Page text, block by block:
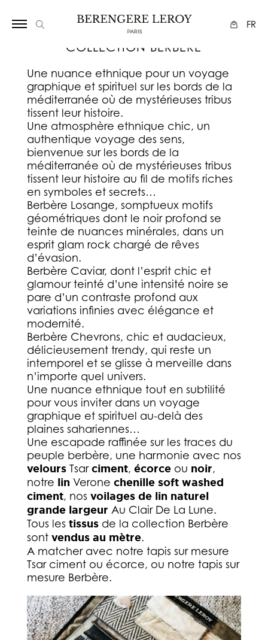
FR
COLLECTION BERBERE
Une nuance ethnique pour un voyage
graphique et spirituel sur les bords de la
méditerranée où de mystérieuses tribus
tissent leur histoire.
Une atmosphère ethnique chic, un
authentique voyage des sens,
bienvenue sur les bords de la
méditerranée où de mystérieuses tribus
tissent leur histoire au fil de motifs riches
en symboles et secrets…
Berbère Losange, somptueux motifs
géométriques dont le noir profond se
teinte de nuances minérales, dans un
esprit glam rock chargé de rêves
d’évasion.
Berbère Caviar, dont l’esprit chic et
glamour teinté d’une intensité noire se
pare d’un contraste profond aux
variations infinies avec élégance et
modernité.
Berbère Chevrons, chic et audacieux,
délicieusement trendy, qui reste un
intemporel et se glisse à merveille dans
n’importe quel univers.
Une nuance ethnique tout en subtilité
pour vous inviter dans un voyage
graphique et spirituel au-delà des
plaines sahariennes…
Une escapade raffinée sur les traces du
peuple berbère, une harmonie avec nos
veloursTsarciment, écorceou noir,
notre lin Verone chenille soft washed
ciment, nos voilages de lin naturel
grande largeur Au Clair De La Lune.
Tous les tissusde la collection Berbère
sont vendus au mètre.
A matcher avec notre tapis sur mesure
Tsar ciment ou écorce, ou notre tapis sur
mesure Berbère.